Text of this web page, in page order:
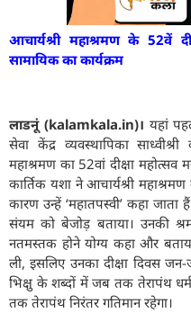
आचार्यश्री महाश्रमण के 52वें
सामायिक का कार्यक्रम
लाडनूं (kalamkala.in)। यहां
सेवा केंद्र व्यवस्थापिका
महाश्रमण का 52वां दीक्षा महोत्सव
कार्तिक यशा ने आचार्यश्री
कारण उन्हें ‘महातपस्वी’ कहा
संयम को बेजोड़ बताया। उनकी
नतमस्तक होने योग्य कहा और
ली, इसलिए उनका दीक्षा दिवस
भिक्षु के शब्दों में जब तक तेरापंथ
तक तेरापंथ निरंतर गतिमान रहेगा।